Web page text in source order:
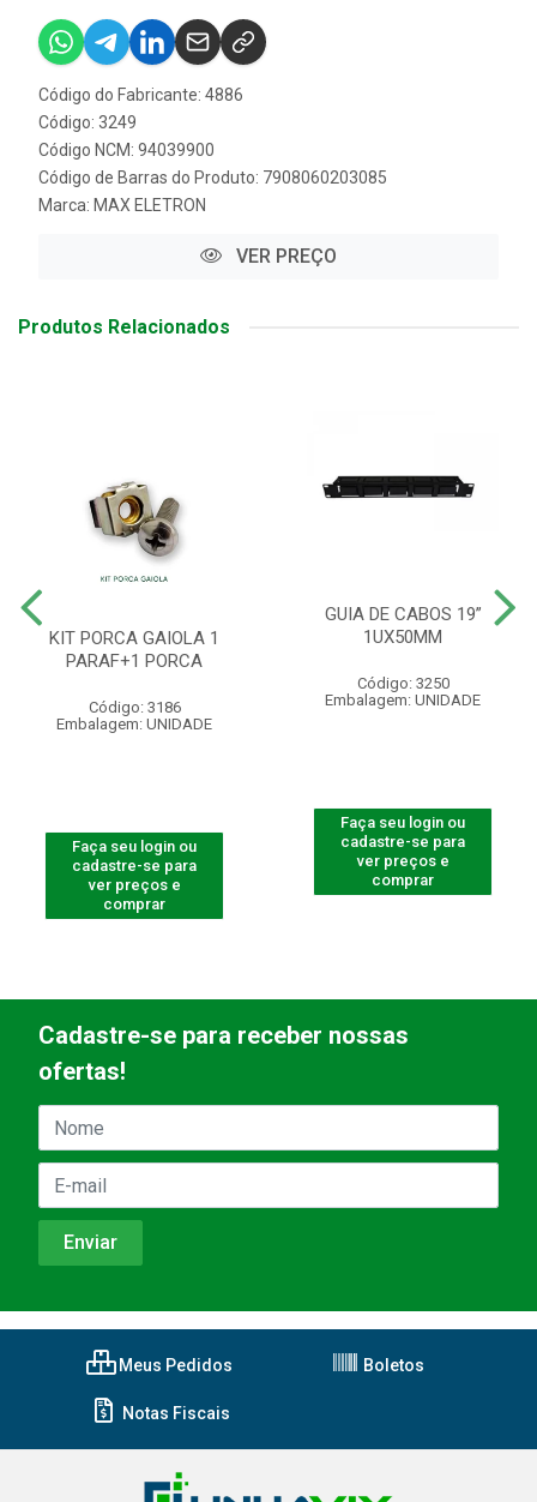
Código do Fabricante: 4886
Código: 3249
Código NCM: 94039900
Código de Barras do Produto: 7908060203085
Marca: MAX ELETRON
VER PREÇO
Produtos Relacionados
KIT PORCA GAIOLA 1
PARAF+1 PORCA
Código: 3186
Embalagem: UNIDADE
Faça seu login ou
cadastre-se para
ver preços e
comprar
GUIA DE CABOS 19”
1UX50MM
Código: 3250
Embalagem: UNIDADE
Faça seu login ou
cadastre-se para
ver preços e
comprar
Cadastre-se para receber nossas
ofertas!
Meus Pedidos Boletos
Notas Fiscais